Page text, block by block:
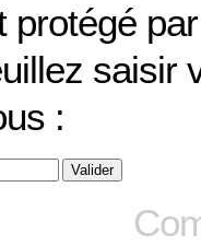
protégé
saisir
: